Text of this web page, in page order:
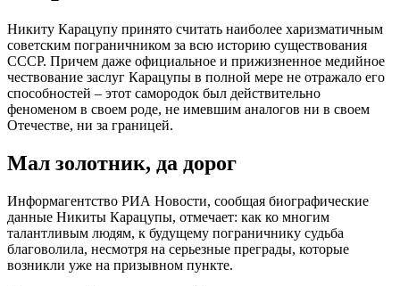
Никиту Карацупу принято считать наиболее харизматичным
советским пограничником за всю историю существования
СССР. Причем даже официальное и прижизненное медийное
чествование заслуг Карацупы в полной мере не отражало его
способностей – этот самородок был действительно
феноменом в своем роде, не имевшим аналогов ни в своем
Отечестве, ни за границей.
Мал золотник, да дорог
Информагентство РИА Новости, сообщая биографические
данные Никиты Карацупы, отмечает: как ко многим
талантливым людям, к будущему пограничнику судьба
благоволила, несмотря на серьезные преграды, которые
возникли уже на призывном пункте.